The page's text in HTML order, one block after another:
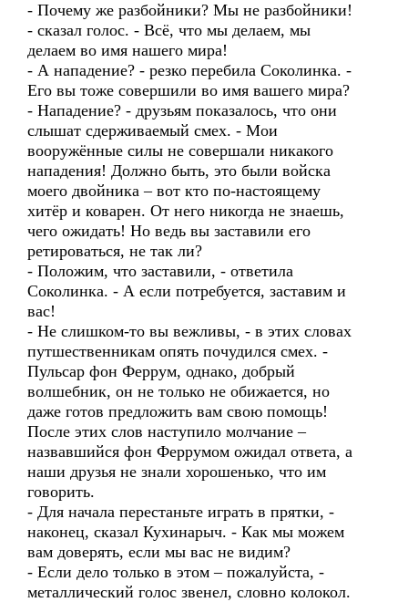
- Почему же разбойники? Мы не разбойники!
- сказал голос. - Всё, что мы делаем, мы
делаем во имя нашего мира!
- А нападение? - резко перебила Соколинка. -
Его вы тоже совершили во имя вашего мира?
- Нападение? - друзьям показалось, что они
слышат сдерживаемый смех. - Мои
вооружённые силы не совершали никакого
нападения! Должно быть, это были войска
моего двойника – вот кто по-настоящему
хитёр и коварен. От него никогда не знаешь,
чего ожидать! Но ведь вы заставили его
ретироваться, не так ли?
- Положим, что заставили, - ответила
Соколинка. - А если потребуется, заставим и
вас!
- Не слишком-то вы вежливы, - в этих словах
путшественникам опять почудился смех. -
Пульсар фон Феррум, однако, добрый
волшебник, он не только не обижается, но
даже готов предложить вам свою помощь!
После этих слов наступило молчание –
назвавшийся фон Феррумом ожидал ответа, а
наши друзья не знали хорошенько, что им
говорить.
- Для начала перестаньте играть в прятки, -
наконец, сказал Кухинарыч. - Как мы можем
вам доверять, если мы вас не видим?
- Если дело только в этом – пожалуйста, -
металлический голос звенел, словно колокол.